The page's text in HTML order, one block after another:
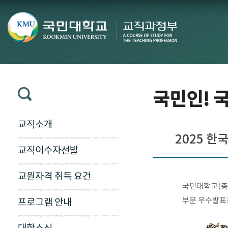
교직소개
교직이수자선발
교원자격 취득 요건
프로그램 안내
국민인!
2025 한
국민대학교(
부문 우수발